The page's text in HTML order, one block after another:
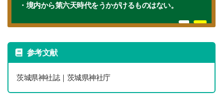
・境内から第六天時代をうかがけるものはない。
参考文献
茨城県神社誌｜茨城県神社庁